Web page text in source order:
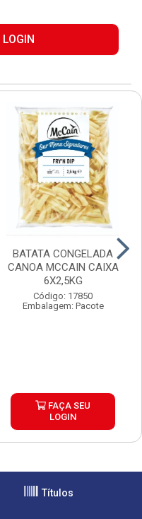
BATATA CONGELADA
CANOA MCCAIN CAIXA
6X2,5KG
Código: 17850
Embalagem: Pacote
FAÇA SEU
LOGIN
Títulos